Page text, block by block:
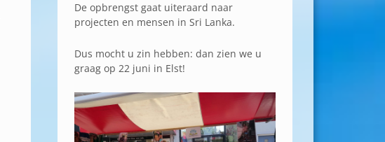
De opbrengst gaat uiteraard naar
projecten en mensen in Sri Lanka.
Dus mocht u zin hebben: dan zien we u
graag op 22 juni in Elst!